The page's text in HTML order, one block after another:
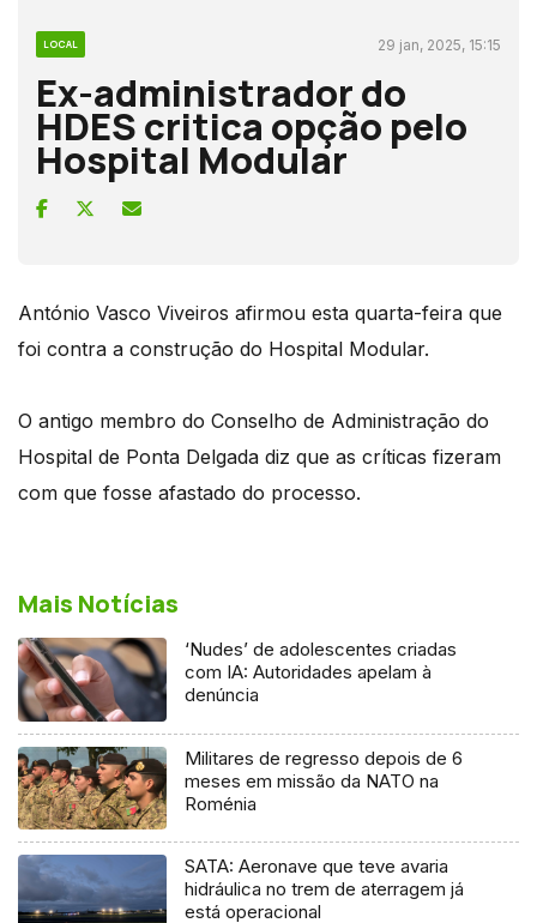
LOCAL 29 jan, 2025, 15:15
Ex-administrador do
HDES critica opção pelo
Hospital Modular
António Vasco Viveiros afirmou esta quarta-feira que
foi contra a construção do Hospital Modular.
O antigo membro do Conselho de Administração do
Hospital de Ponta Delgada diz que as críticas fizeram
com que fosse afastado do processo.
Mais Notícias
‘Nudes’ de adolescentes criadas
com IA: Autoridades apelam à
denúncia
Militares de regresso depois de 6
meses em missão da NATO na
Roménia
SATA: Aeronave que teve avaria
hidráulica no trem de aterragem já
está operacional